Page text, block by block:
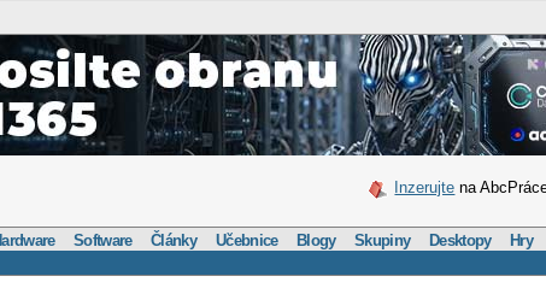
Inzerujte na
Software Články Učebnice Blogy Skupiny Desktopy Hry